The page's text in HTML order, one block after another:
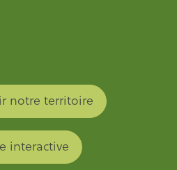
notre territoire
interactive